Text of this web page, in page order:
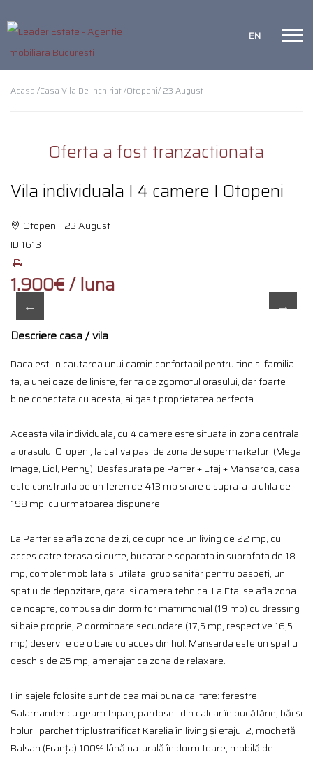
EN
Acasa /Casa Vila De Inchiriat /Otopeni/ 23 August
Oferta a fost tranzactionata
Vila individuala I 4 camere I Otopeni
Otopeni, 23 August
ID:1613
1.900€ / luna
Descriere casa / vila
Daca esti in cautarea unui camin confortabil pentru tine si familia
ta, a unei oaze de liniste, ferita de zgomotul orasului, dar foarte
bine conectata cu acesta, ai gasit proprietatea perfecta.
Aceasta vila individuala, cu 4 camere este situata in zona centrala
a orasului Otopeni, la cativa pasi de zona de supermarketuri (Mega
Image, Lidl, Penny). Desfasurata pe Parter + Etaj + Mansarda, casa
este construita pe un teren de 413 mp si are o suprafata utila de
198 mp, cu urmatoarea dispunere:
La Parter se afla zona de zi, ce cuprinde un living de 22 mp, cu
acces catre terasa si curte, bucatarie separata in suprafata de 18
mp, complet mobilata si utilata, grup sanitar pentru oaspeti, un
spatiu de depozitare, garaj si camera tehnica. La Etaj se afla zona
de noapte, compusa din dormitor matrimonial (19 mp) cu dressing
si baie proprie, 2 dormitoare secundare (17,5 mp, respective 16,5
mp) deservite de o baie cu acces din hol. Mansarda este un spatiu
deschis de 25 mp, amenajat ca zona de relaxare.
Finisajele folosite sunt de cea mai buna calitate: ferestre
Salamander cu geam tripan, pardoseli din calcar în bucătărie, băi și
holuri, parchet triplustratificat Karelia în living și etajul 2, mochetă
Balsan (Franța) 100% lână naturală în dormitoare, mobilă de